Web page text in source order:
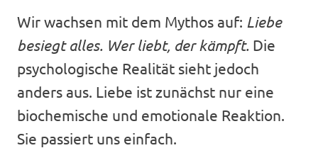
Wir wachsen mit dem Mythos auf: Liebe
besiegt alles. Wer liebt, der kämpft. Die
psychologische Realität sieht jedoch
anders aus. Liebe ist zunächst nur eine
biochemische und emotionale Reaktion.
Sie passiert uns einfach.